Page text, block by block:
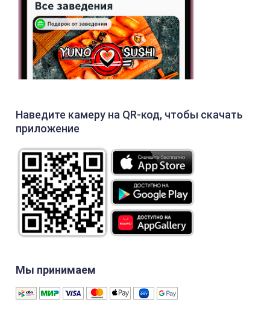
Наведите камеру на QR-код, чтобы скачать
приложение
Мы принимаем